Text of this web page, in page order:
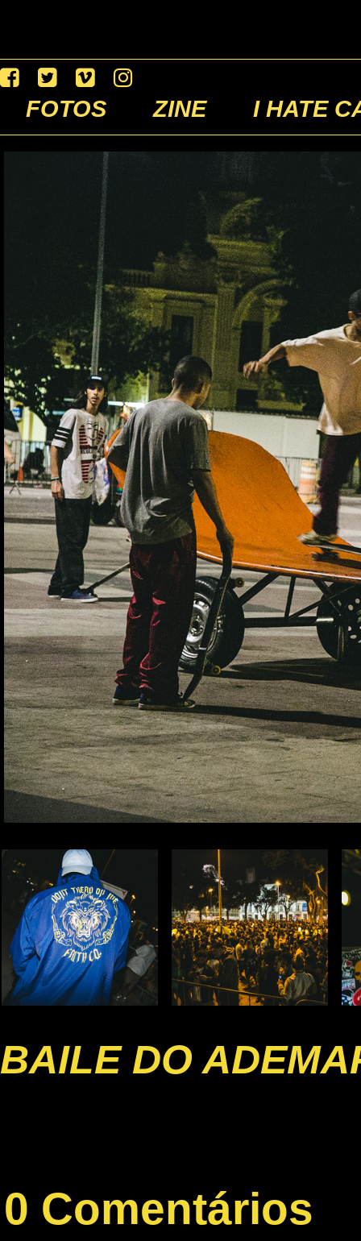
FOTOS ZINE I HATE
BAILE DO
0 Comentários